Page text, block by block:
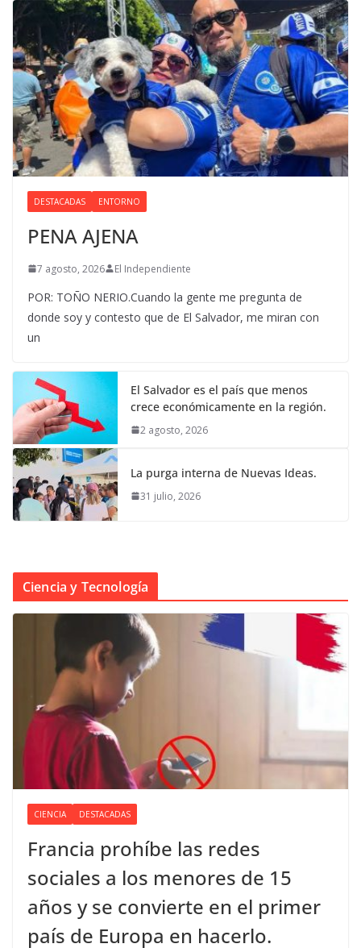
DESTACADAS ENTORNO
PENA AJENA
7 agosto, 2026 El Independiente
POR: TOÑO NERIO.Cuando la gente me pregunta de
donde soy y contesto que de El Salvador, me miran con
un
El Salvador es el país que menos
crece económicamente en la región.
2 agosto, 2026
La purga interna de Nuevas Ideas.
31 julio, 2026
Ciencia y Tecnología
CIENCIA DESTACADAS
Francia prohíbe las redes
sociales a los menores de 15
años y se convierte en el primer
país de Europa en hacerlo.